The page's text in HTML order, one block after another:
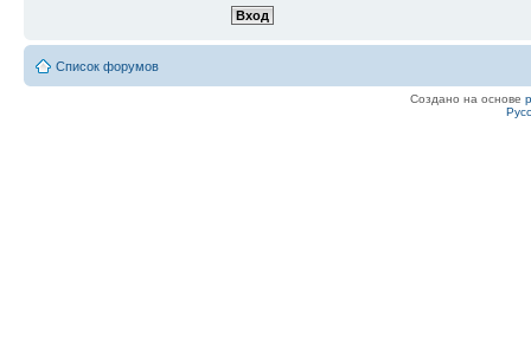
Список форумов
Создано на основе